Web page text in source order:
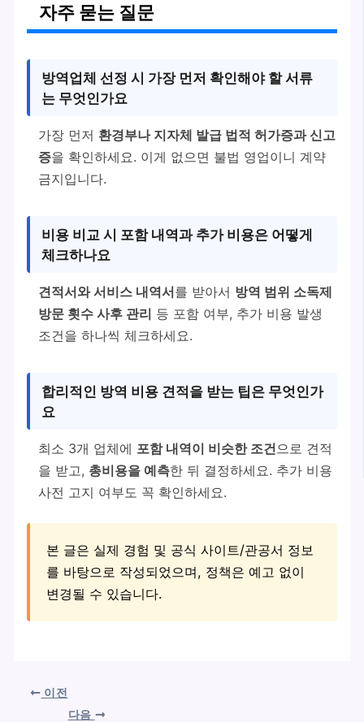
자주 묻는 질문
방역업체 선정 시 가장 먼저 확인해야 할 서류
는 무엇인가요
가장 먼저 환경부나 지자체 발급 법적 허가증과 신고
증을 확인하세요. 이게 없으면 불법 영업이니 계약
금지입니다.
비용 비교 시 포함 내역과 추가 비용은 어떻게
체크하나요
견적서와 서비스 내역서를 받아서 방역 범위 소독제
방문 횟수 사후 관리 등 포함 여부, 추가 비용 발생
조건을 하나씩 체크하세요.
합리적인 방역 비용 견적을 받는 팁은 무엇인가
요
최소 3개 업체에 포함 내역이 비슷한 조건으로 견적
을 받고, 총비용을 예측한 뒤 결정하세요. 추가 비용
사전 고지 여부도 꼭 확인하세요.
본 글은 실제 경험 및 공식 사이트/관공서 정보
를 바탕으로 작성되었으며, 정책은 예고 없이
변경될 수 있습니다.
이전
다음